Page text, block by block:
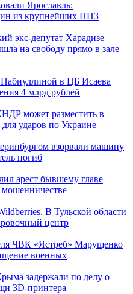
Ярославль:
из крупнейших НПЗ
экс-депутат Харадизе
на свободу прямо в зале
в ЦБ Исаева
4 млрд рублей
может разместить в
ударов по Украине
взорвали машину
погиб
арест бывшему главе
мошенничестве
В Тульской области
центр
ЧВК «Ястреб» Марущенко
военных
задержали по делу о
3D‑принтера